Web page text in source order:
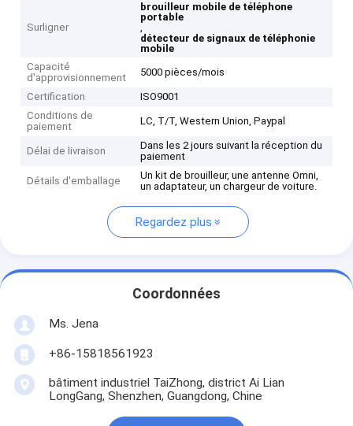
Surligner
brouilleur mobile de téléphone
portable
,
détecteur de signaux de téléphonie
mobile
Capacité
d'approvisionnement
5000 pièces/mois
Certification
ISO9001
Conditions de
paiement
LC, T/T, Western Union, Paypal
Délai de livraison
Dans les 2 jours suivant la réception du
paiement
Détails d'emballage
Un kit de brouilleur, une antenne Omni,
un adaptateur, un chargeur de voiture.
Regardez plus
Coordonnées
Ms. Jena
+86-15818561923
bâtiment industriel TaiZhong, district Ai Lian
LongGang, Shenzhen, Guangdong, Chine